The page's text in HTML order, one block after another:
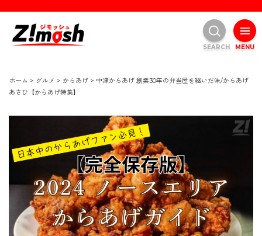
ホーム > グルメ > からあげ > 中津からあげ 創業30年の弁当屋を継いだ味/からあげ
あさひ【からあげ特集】
MENU
SEARCH